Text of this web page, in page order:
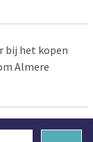
bij het kopen
Almere